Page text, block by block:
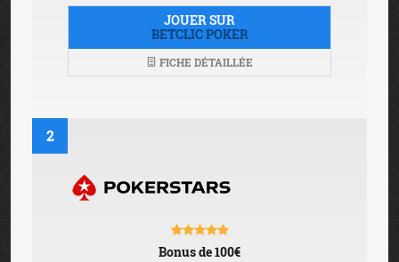
JOUER SUR
BETCLIC POKER
FICHE DÉTAILLÉE
2
Bonus de 100€